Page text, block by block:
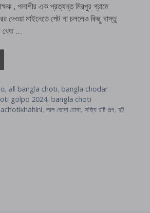
, পলাশীর এক প্রত্যন্ত মিরপুর গ্রামে
দেওয়া মাইনেতে পেট না চললেও কিছু বাস্তু
খেত …
, all bangla choti, bangla chodar
golpo 2024, bangla choti
, লাল ভোদা চোদা, সত্যি চটি গল্প, হট